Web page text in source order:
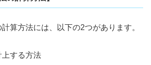
算方法には、以下の2つがあります。
する方法